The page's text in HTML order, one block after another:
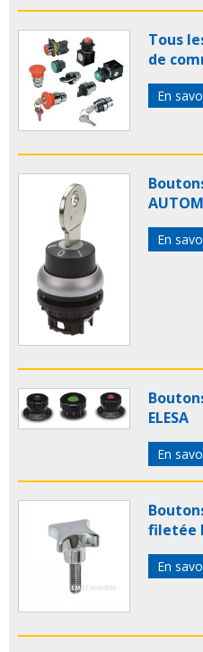
Tous
de
En
En
ELESA
En
filetée
En